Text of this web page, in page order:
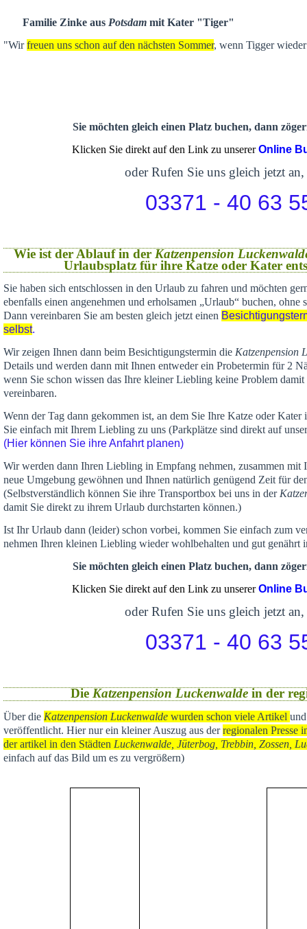
Familie Zinke aus Potsdam mit Kater "Tiger"
"Wirfreuen uns schon auf den nächsten Sommer, wenn Tigger
Sie möchten gleich einen Platz buchen, dann
Klicken Sie direkt auf den Link zu unsererOnline
oder Rufen Sie uns gleich jetzt an,
03371 - 40 63
Wie ist der Ablauf in der Katzenpension
Urlaubsplatz für ihre Katze oder Kater
Sie haben sich entschlossen in den Urlaub zu fahren und möchten
ebenfalls einen angenehmen und erholsamen „Urlaub“ buchen, ohne
Dann vereinbaren Sie am besten gleich jetzt einen
selbst.
Wir zeigen Ihnen dann beim Besichtigungstermin die Katzenpension
Details und werden dann mit Ihnen entweder ein Probetermin für 2
wenn Sie schon wissen das Ihre kleiner Liebling keine Problem
vereinbaren.
Wenn der Tag dann gekommen ist, an dem Sie Ihre Katze oder
Sie einfach mit Ihrem Liebling zu uns (Parkplätze sind direkt auf
(Hier können Sie ihre Anfahrt planen)
Wir werden dann Ihren Liebling in Empfang nehmen, zusammen mit
neue Umgebung gewöhnen und Ihnen natürlich genügend Zeit für
(Selbstverständlich können Sie ihre Transportbox bei uns in der
damit Sie direkt zu ihrem Urlaub durchstarten können.)
Ist Ihr Urlaub dann (leider) schon vorbei, kommen Sie einfach zum
nehmen Ihren kleinen Liebling wieder wohlbehalten und gut genährt
Sie möchten gleich einen Platz buchen, dann
Klicken Sie direkt auf den Link zu unsererOnline
oder Rufen Sie uns gleich jetzt an,
03371 - 40 63
Die Katzenpension Luckenwaldein der
Über die Katzenpension Luckenwalde wurden schon viele Artikel
veröffentlicht. Hier nur ein kleiner Auszug aus derregionalen Presse
der artikel in den Städten Luckenwalde, Jüterbog, Trebbin, Zossen,
einfach auf das Bild um es zu vergrößern)